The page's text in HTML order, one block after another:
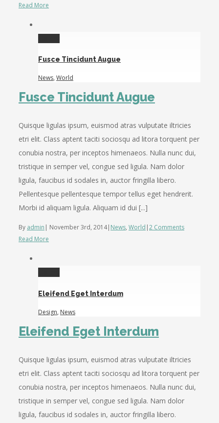
Read More
Fusce Tincidunt Augue
News, World
Fusce Tincidunt Augue
Quisque ligulas ipsum, euismod atras vulputate iltricies
etri elit. Class aptent taciti sociosqu ad litora torquent per
conubia nostra, per inceptos himenaeos. Nulla nunc dui,
tristique in semper vel, congue sed ligula. Nam dolor
ligula, faucibus id sodales in, auctor fringilla libero.
Pellentesque pellentesque tempor tellus eget hendrerit.
Morbi id aliquam ligula. Aliquam id dui [...]
By admin | November 3rd, 2014| News, World |2 Comments
Read More
Eleifend Eget Interdum
Design, News
Eleifend Eget Interdum
Quisque ligulas ipsum, euismod atras vulputate iltricies
etri elit. Class aptent taciti sociosqu ad litora torquent per
conubia nostra, per inceptos himenaeos. Nulla nunc dui,
tristique in semper vel, congue sed ligula. Nam dolor
ligula, faucibus id sodales in, auctor fringilla libero.